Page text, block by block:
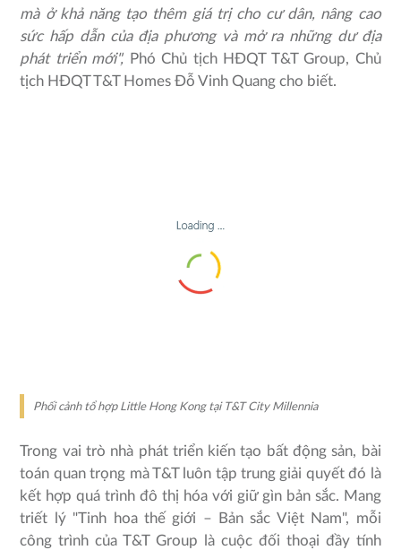
mà ở khả năng tạo thêm giá trị cho cư dân, nâng cao
sức hấp dẫn của địa phương và mở ra những dư địa
phát triển mới", Phó Chủ tịch HĐQT T&T Group, Chủ
tịch HĐQT T&T Homes Đỗ Vinh Quang cho biết.
Phối cảnh tổ hợp Little Hong Kong tại T&T City Millennia
Trong vai trò nhà phát triển kiến tạo bất động sản, bài
toán quan trọng mà T&T luôn tập trung giải quyết đó là
kết hợp quá trình đô thị hóa với giữ gìn bản sắc. Mang
triết lý "Tinh hoa thế giới – Bản sắc Việt Nam", mỗi
công trình của T&T Group là cuộc đối thoại đầy tính